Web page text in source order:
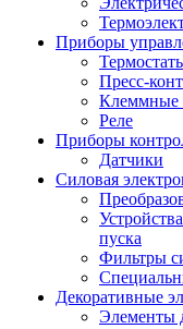
Приборы
Пресс-
Клеммные
Реле
Приборы
Датчики
Силовая
пуска
Фильтры
Декоративные
Элементы